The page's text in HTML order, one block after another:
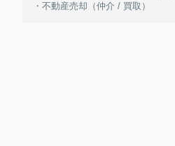
・不動産売却（仲介 / 買取）